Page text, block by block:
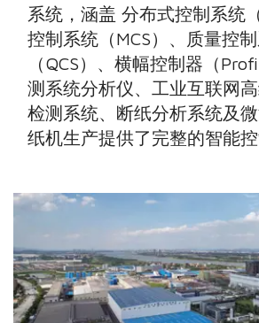
系统，涵盖 分布式控制系统
控制系统（MCS）、质量控
（QCS）、横幅控制器（
测系统分析仪、工业互联网
检测系统、断纸分析系统及
纸机生产提供了完整的智能控